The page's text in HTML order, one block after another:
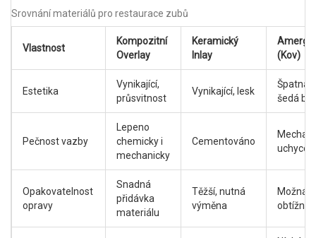
Srovnání materiálů pro restaurace zubů
Vlastnost
Kompozitní
Overlay
Keramický
Inlay
(Kov)
Estetika
Vynikající,
průsvitnost
Vynikající, lesk
Špatná,
šedá
Pečnost vazby
Lepeno
chemicky i
mechanicky
Cementováno
uchycení
Opakovatelnost
opravy
Snadná
přidávka
materiálu
Těžší, nutná
výměna
Možná,
obtížná